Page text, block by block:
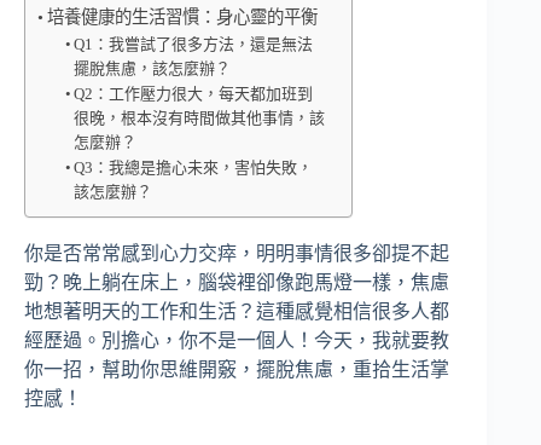
培養健康的生活習慣：身心靈的平衡
Q1：我嘗試了很多方法，還是無法
擺脫焦慮，該怎麼辦？
Q2：工作壓力很大，每天都加班到
很晚，根本沒有時間做其他事情，該
怎麼辦？
Q3：我總是擔心未來，害怕失敗，
該怎麼辦？
你是否常常感到心力交瘁，明明事情很多卻提不起
勁？晚上躺在床上，腦袋裡卻像跑馬燈一樣，焦慮
地想著明天的工作和生活？這種感覺相信很多人都
經歷過。別擔心，你不是一個人！今天，我就要教
你一招，幫助你思維開竅，擺脫焦慮，重拾生活掌
控感！